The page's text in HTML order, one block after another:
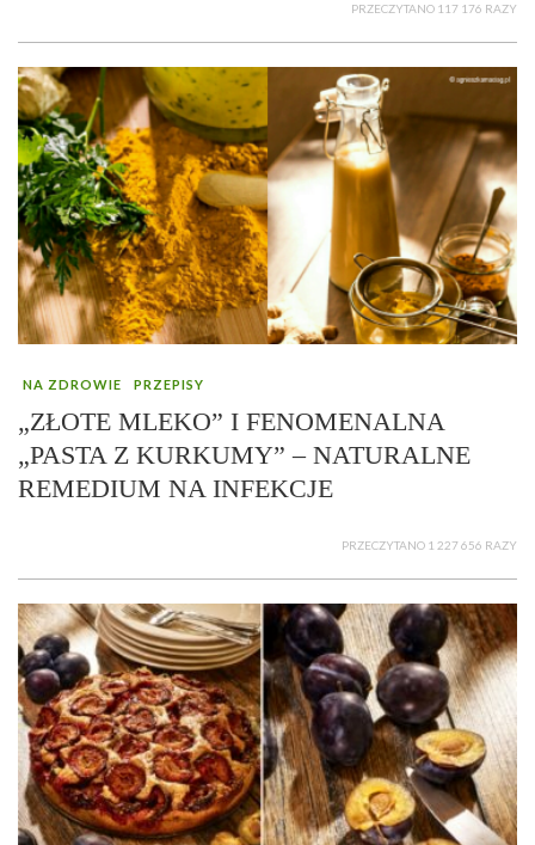
PRZECZYTANO 117 176 RAZY
NA ZDROWIE PRZEPISY
„ZŁOTE MLEKO” I FENOMENALNA
„PASTA Z KURKUMY” – NATURALNE
REMEDIUM NA INFEKCJE
PRZECZYTANO 1 227 656 RAZY